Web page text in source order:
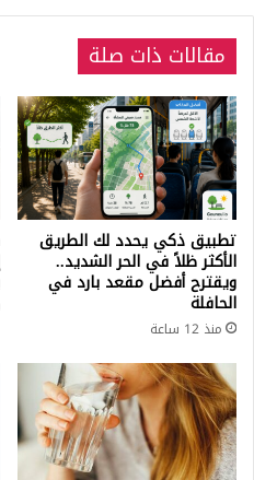
مقالات ذات صلة
تطبيق ذكي يحدد لك الطريق
الأكثر ظلاً في الحر الشديد..
ويقترح أفضل مقعد بارد في
الحافلة
منذ 12 ساعة